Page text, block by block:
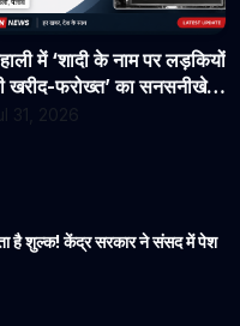
में ‘शादी के नाम पर लड़कियों
खरीद-फरोख्त’ का सनसनीखेज
है शुल्क! केंद्र सरकार ने संसद में पेश